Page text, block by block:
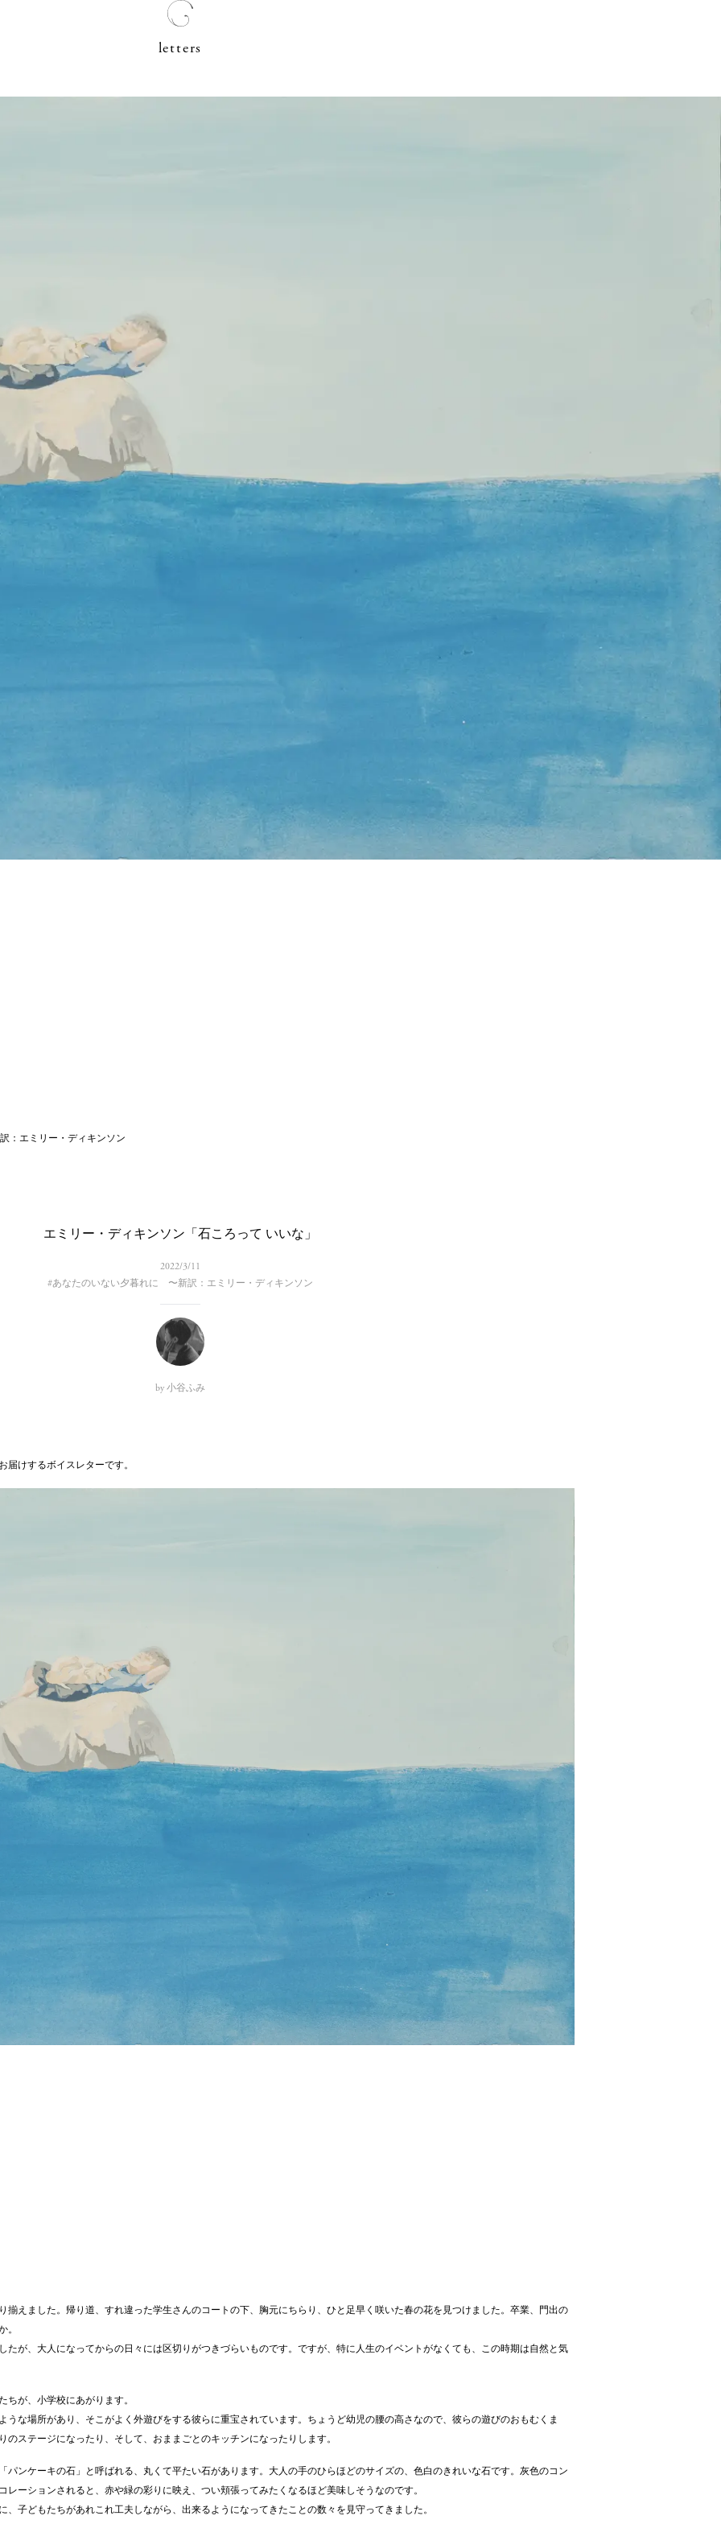
letters
：エミリー・ディキンソン
エミリー・ディキンソン「石ころって いいな」
2022/3/11
#あなたのいない夕暮れに 〜新訳：エミリー・ディキンソン
by 小谷ふみ
けするボイスレターです。
揃えました。帰り道、すれ違った学生さんのコートの下、胸元にちらり、ひと足早く咲いた春の花を見つけました。卒業、門出の
。
たが、大人になってからの日々には区切りがつきづらいものです。ですが、特に人生のイベントがなくても、この時期は自然と気
が、小学校にあがります。
うな場所があり、そこがよく外遊びをする彼らに重宝されています。ちょうど幼児の腰の高さなので、彼らの遊びのおもむくま
ステージになったり、そして、おままごとのキッチンになったりします。
パンケーキの石」と呼ばれる、丸くて平たい石があります。大人の手のひらほどのサイズの、色白のきれいな石です。灰色のコン
ーションされると、赤や緑の彩りに映え、つい頬張ってみたくなるほど美味しそうなのです。
子どもたちがあれこれ工夫しながら、出来るようになってきたことの数々を見守ってきました。